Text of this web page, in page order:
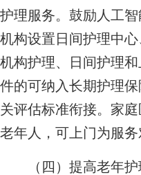
护理服务。鼓励人工
机构设置日间护理中
机构护理、日间护理
件的可纳入长期护理
关评估标准衔接。家
老年人，可上门为服务
（四）提高老年